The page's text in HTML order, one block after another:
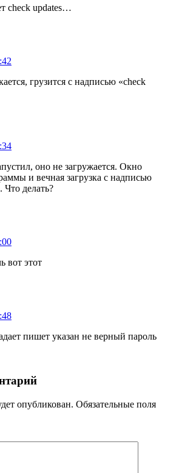
check updates…
грузится с надписью «check
оно не загружается. Окно
и вечная загрузка с надписью
Что делать?
вот этот
пишет указан не верный пароль
опубликован. Обязательные поля